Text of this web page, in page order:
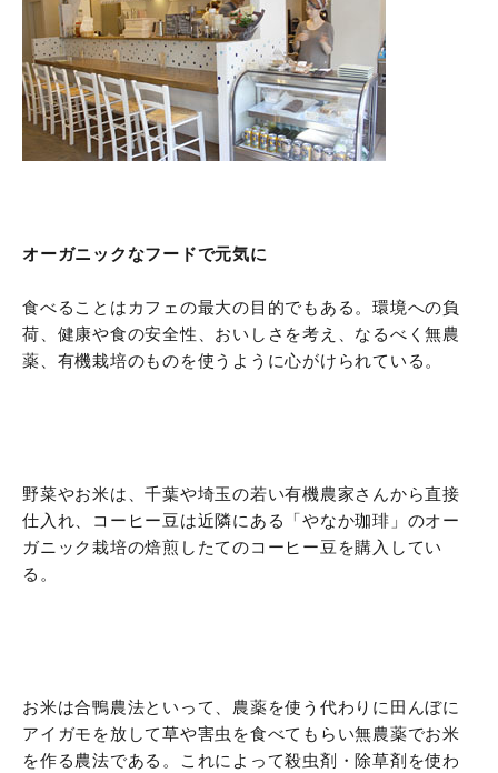
オーガニックなフードで元気に
食べることはカフェの最大の目的でもある。環境への負
荷、健康や食の安全性、おいしさを考え、なるべく無農
薬、有機栽培のものを使うように心がけられている。
野菜やお米は、千葉や埼玉の若い有機農家さんから直接
仕入れ、コーヒー豆は近隣にある「やなか珈琲」のオー
ガニック栽培の焙煎したてのコーヒー豆を購入してい
る。
お米は合鴨農法といって、農薬を使う代わりに田んぼに
アイガモを放して草や害虫を食べてもらい無農薬でお米
を作る農法である。これによって殺虫剤・除草剤を使わ